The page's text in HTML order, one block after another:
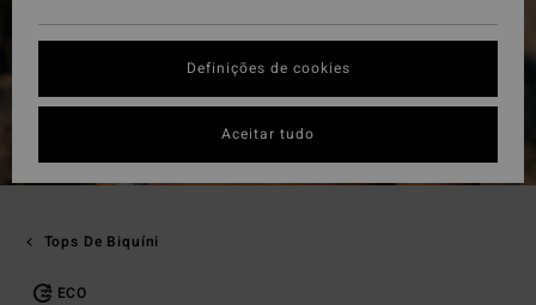
Tops De Biquíni
ECO
Definições de cookies
Aceitar tudo